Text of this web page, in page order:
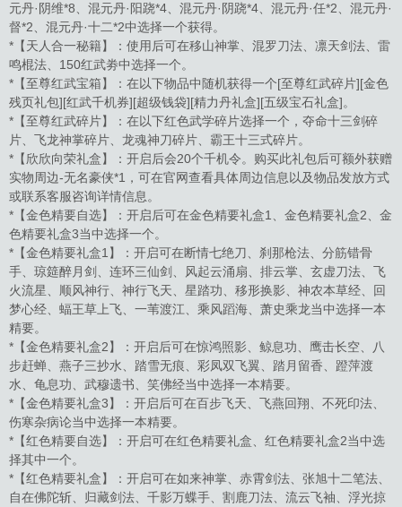
元丹·阴维*8、混元丹·阳跷*4、混元丹·阴跷*4、混元丹·任*2、混元丹·
督*2、混元丹·十二*2中选择一个获得。
*【天人合一秘籍】：使用后可在移山神掌、混罗刀法、凛天剑法、雷
鸣棍法、150红武劵中选择一个。
*【至尊红武宝箱】：在以下物品中随机获得一个[至尊红武碎片][金色
残页礼包][红武千机券][超级钱袋][精力丹礼盒][五级宝石礼盒]。
*【至尊红武碎片】：在以下红色武学碎片选择一个，夺命十三剑碎
片、飞龙神掌碎片、龙魂神刀碎片、霸王十三式碎片。
*【欣欣向荣礼盒】：开启后会20个千机令。购买此礼包后可额外获赠
实物周边-无名豪侠*1，可在官网查看具体周边信息以及物品发放方式
或联系客服咨询详情信息。
*【金色精要自选】：开启后可在金色精要礼盒1、金色精要礼盒2、金
色精要礼盒3当中选择一个。
*【金色精要礼盒1】：开启可在断情七绝刀、刹那枪法、分筋错骨
手、琼筵醉月剑、连环三仙剑、风起云涌扇、排云掌、玄虚刀法、飞
火流星、顺风神行、神行飞天、星踏功、移形换影、神农本草经、回
梦心经、蝠王草上飞、一苇渡江、乘风蹈海、萧史乘龙当中选择一本
精要。
*【金色精要礼盒2】：开启后可在惊鸿照影、鲸息功、鹰击长空、八
步赶蝉、燕子三抄水、踏雪无痕、彩凤双飞翼、踏月留香、蹬萍渡
水、龟息功、武穆遗书、笑佛经当中选择一本精要。
*【金色精要礼盒3】：开启后可在百步飞天、飞燕回翔、不死印法、
伤寒杂病论当中选择一本精要。
*【红色精要自选】：开启可在红色精要礼盒、红色精要礼盒2当中选
择其中一个。
*【红色精要礼盒】：开启可在如来神掌、赤霄剑法、张旭十二笔法、
自在佛陀斩、归藏剑法、千影万蝶手、割鹿刀法、流云飞袖、浮光掠